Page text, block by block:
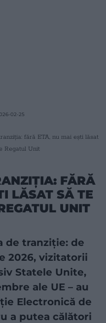
02-25
fără ETA, nu mai ești lăsat
Regatul Unit
FĂRĂ
LĂSAT SĂ TE
UNIT
de tranziție: de
2026, vizitatorii
Statele Unite,
ale UE – au
Electronică de
a putea călători